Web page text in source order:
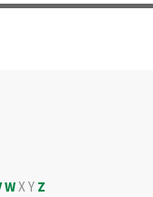
WXY Z